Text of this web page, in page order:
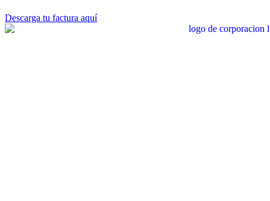
Descarga tu factura aquí